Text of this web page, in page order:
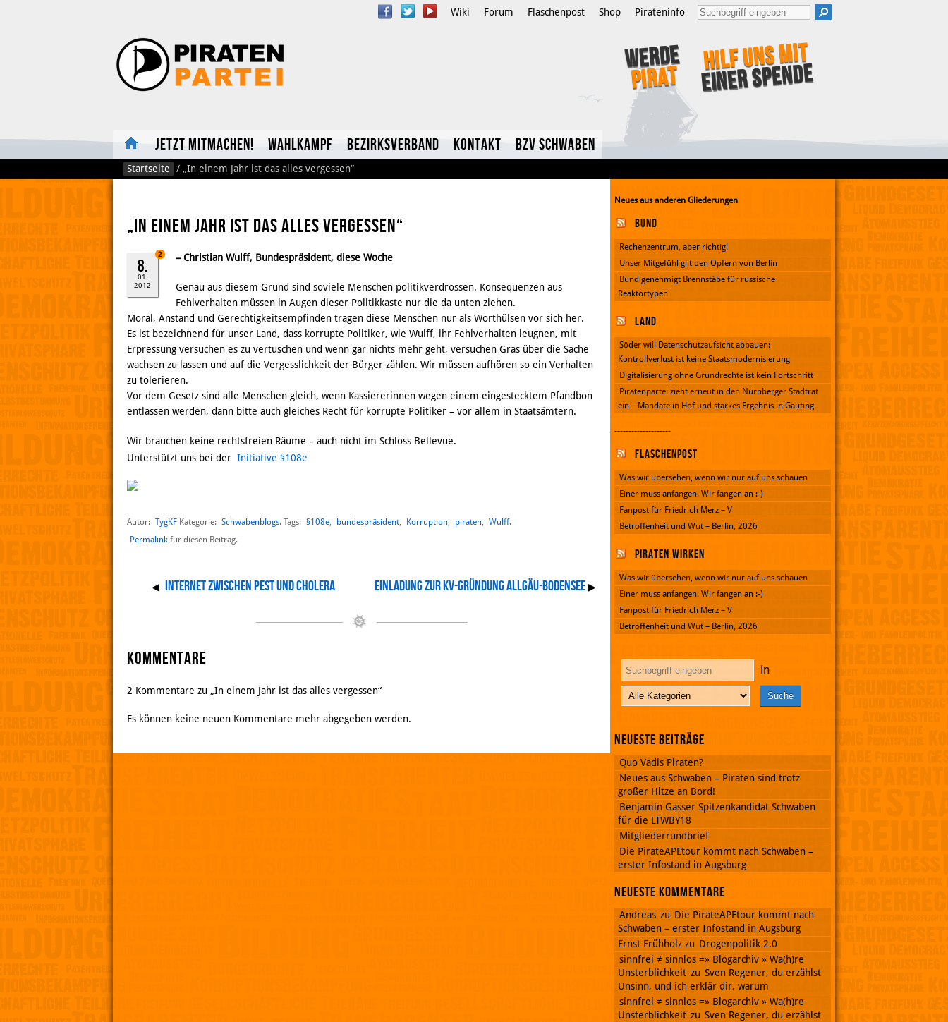
Twitter
Wiki Forum Flaschenpost Shop Pirateninfo
Werde
Pirat
Hilf uns mit
einer Spende
Jetzt mitmachen! Wahlkampf Bezirksverband Kontakt BzV Schwaben
Startseite / „In einem Jahr ist das alles vergessen“
„In einem Jahr ist das alles vergessen“
2
8.
01.
2012
– Christian Wulff, Bundespräsident, diese Woche
Genau aus diesem Grund sind soviele Menschen politikverdrossen. Konsequenzen aus
Fehlverhalten müssen in Augen dieser Politikkaste nur die da unten ziehen.
Moral, Anstand und Gerechtigkeitsempfinden tragen diese Menschen nur als Worthülsen vor sich her.
Es ist bezeichnend für unser Land, dass korrupte Politiker, wie Wulff, ihr Fehlverhalten leugnen, mit
Erpressung versuchen es zu vertuschen und wenn gar nichts mehr geht, versuchen Gras über die Sache
wachsen zu lassen und auf die Vergesslichkeit der Bürger zählen. Wir müssen aufhören so ein Verhalten
zu tolerieren.
Vor dem Gesetz sind alle Menschen gleich, wenn Kassiererinnen wegen einem eingestecktem Pfandbon
entlassen werden, dann bitte auch gleiches Recht für korrupte Politiker – vor allem in Staatsämtern.
Wir brauchen keine rechtsfreien Räume – auch nicht im Schloss Bellevue.
Unterstützt uns bei der Initiative §108e
Autor: TygKF Kategorie: Schwabenblogs. Tags: §108e, bundespräsident, Korruption, piraten, Wulff.
Permalink für diesen Beitrag.
◀ Internet zwischen Pest und Cholera Einladung zur KV-Gründung Allgäu-Bodensee ▶
Kommentare
2 Kommentare zu „In einem Jahr ist das alles vergessen“
Es können keine neuen Kommentare mehr abgegeben werden.
Neues aus anderen Gliederungen
Bund
Rechenzentrum, aber richtig!
Unser Mitgefühl gilt den Opfern von Berlin
Bund genehmigt Brennstäbe für russische
Reaktortypen
Land
Söder will Datenschutzaufsicht abbauen:
Kontrollverlust ist keine Staatsmodernisierung
Digitalisierung ohne Grundrechte ist kein Fortschritt
Piratenpartei zieht erneut in den Nürnberger Stadtrat
ein – Mandate in Hof und starkes Ergebnis in Gauting
--------------------
Flaschenpost
Was wir übersehen, wenn wir nur auf uns schauen
Einer muss anfangen. Wir fangen an :-)
Fanpost für Friedrich Merz – V
Betroffenheit und Wut – Berlin, 2026
Piraten wirken
Was wir übersehen, wenn wir nur auf uns schauen
Einer muss anfangen. Wir fangen an :-)
Fanpost für Friedrich Merz – V
Betroffenheit und Wut – Berlin, 2026
in
Neueste Beiträge
Quo Vadis Piraten?
Neues aus Schwaben – Piraten sind trotz
großer Hitze an Bord!
Benjamin Gasser Spitzenkandidat Schwaben
für die LTWBY18
Mitgliederrundbrief
Die PirateAPEtour kommt nach Schwaben –
erster Infostand in Augsburg
Neueste Kommentare
Andreas zu Die PirateAPEtour kommt nach
Schwaben – erster Infostand in Augsburg
Ernst Frühholz zu Drogenpolitik 2.0
sinnfrei ≠ sinnlos =» Blogarchiv » Wa(h)re
Unsterblichkeit zu Sven Regener, du erzählst
Unsinn, und ich erklär dir, warum
sinnfrei ≠ sinnlos =» Blogarchiv » Wa(h)re
Unsterblichkeit zu Sven Regener, du erzählst